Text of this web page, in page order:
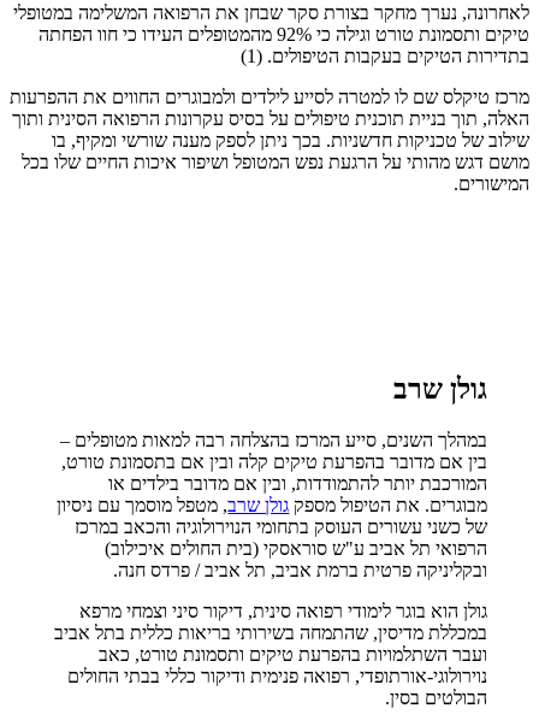
לאחרונה, נערך מחקר בצורת סקר שבחן את הרפואה המשלימה במטופלי
טיקים ותסמונת טורט וגילה כי 92% מהמטופלים העידו כי חוו הפחתה
בתדירות הטיקים בעקבות הטיפולים. (1)
מרכז טיקלס שם לו למטרה לסייע לילדים ולמבוגרים החווים את ההפרעות
האלה, תוך בניית תוכנית טיפולים על בסיס עקרונות הרפואה הסינית ותוך
שילוב של טכניקות חדשניות. בכך ניתן לספק מענה שורשי ומקיף, בו
מושם דגש מהותי על הרגעת נפש המטופל ושיפור איכות החיים שלו בכל
המישורים.
גולן שרב
במהלך השנים, סייע המרכז בהצלחה רבה למאות מטופלים –
בין אם מדובר בהפרעת טיקים קלה ובין אם בתסמונת טורט,
המורכבת יותר להתמודדות, ובין אם מדובר בילדים או
מבוגרים. את הטיפול מספק גולן שרב, מטפל מוסמך עם ניסיון
של כשני עשורים העוסק בתחומי הנוירולוגיה והכאב במרכז
הרפואי תל אביב ע"ש סוראסקי (בית החולים איכילוב)
ובקליניקה פרטית ברמת אביב, תל אביב / פרדס חנה.
גולן הוא בוגר לימודי רפואה סינית, דיקור סיני וצמחי מרפא
במכללת מדיסין, שהתמחה בשירותי בריאות כללית בתל אביב
ועבר השתלמויות בהפרעת טיקים ותסמונת טורט, כאב
נוירולוגי-אורתופדי, רפואה פנימית ודיקור כללי בבתי החולים
הבולטים בסין.